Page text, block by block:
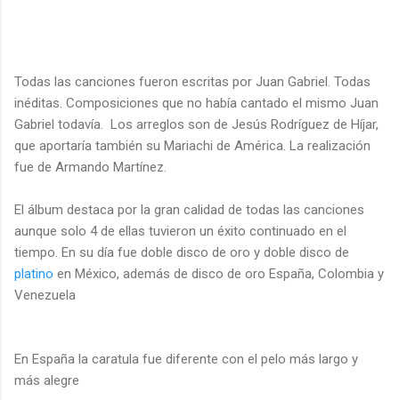
Todas las canciones fueron escritas por Juan Gabriel. Todas
inéditas. Composiciones que no había cantado el mismo Juan
Gabriel todavía. Los arreglos son de Jesús Rodríguez de Híjar,
que aportaría también su Mariachi de América. La realización
fue de Armando Martínez.
El álbum destaca por la gran calidad de todas las canciones
aunque solo 4 de ellas tuvieron un éxito continuado en el
tiempo. En su día fue doble disco de oro y doble disco de
platino en México, además de disco de oro España, Colombia y
Venezuela
En España la caratula fue diferente con el pelo más largo y
más alegre